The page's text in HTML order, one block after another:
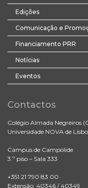
Edições
Comunicação e
Financiamento PRR
Notícias
Eventos
Contactos
Colégio Almada Negreiros
Universidade NOVA de
Campus de Campolide
3.º piso – Sala 333
+351 21 790 83 00
Extensão: 40346 / 40349